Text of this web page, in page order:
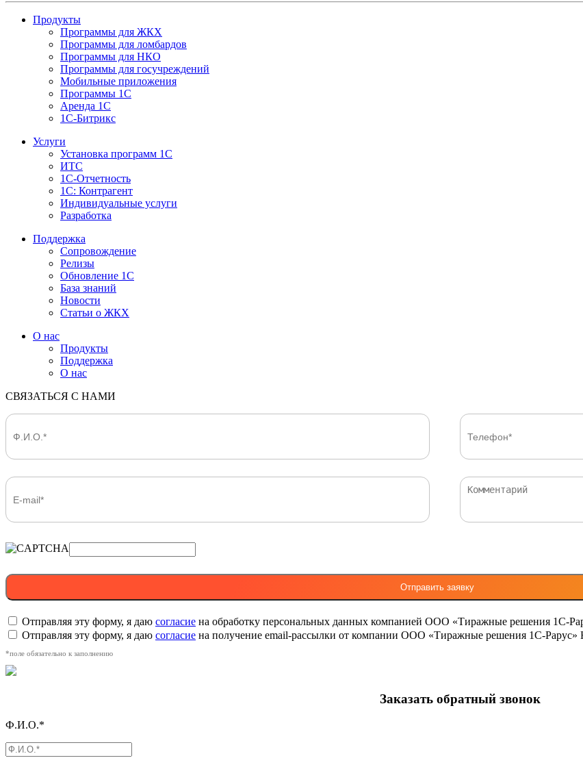
Продукты
Программы для ЖКХ
Программы для ломбардов
Программы для НКО
Программы для госучреждений
Мобильные приложения
Программы 1С
Аренда 1С
1С-Битрикс
Услуги
Установка программ 1С
ИТС
1С-Отчетность
1С: Контрагент
Индивидуальные услуги
Разработка
Поддержка
Сопровождение
Релизы
Обновление 1С
База знаний
Новости
Статьи о ЖКХ
О нас
Продукты
Поддержка
О нас
СВЯЗАТЬСЯ С НАМИ
Отправляя эту форму, я даю согласие на обработку персональных данных компанией ООО «Тиражные решения 1С-
Отправляя эту форму, я даю согласие на получение email-рассылки от компании ООО «Тиражные решения 1С-Рарус»
*поле обязательно к заполнению
Заказать обратный звонок
Ф.И.О.*